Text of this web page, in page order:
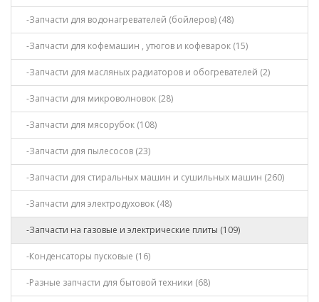
-Запчасти для водонагревателей (бойлеров) (48)
-Запчасти для кофемашин , утюгов и кофеварок (15)
-Запчасти для масляных радиаторов и обогревателей (2)
-Запчасти для микроволновок (28)
-Запчасти для мясорубок (108)
-Запчасти для пылесосов (23)
-Запчасти для стиральных машин и сушильных машин (260)
-Запчасти для электродуховок (48)
-Запчасти на газовые и электрические плиты (109)
-Конденсаторы пусковые (16)
-Разные запчасти для бытовой техники (68)